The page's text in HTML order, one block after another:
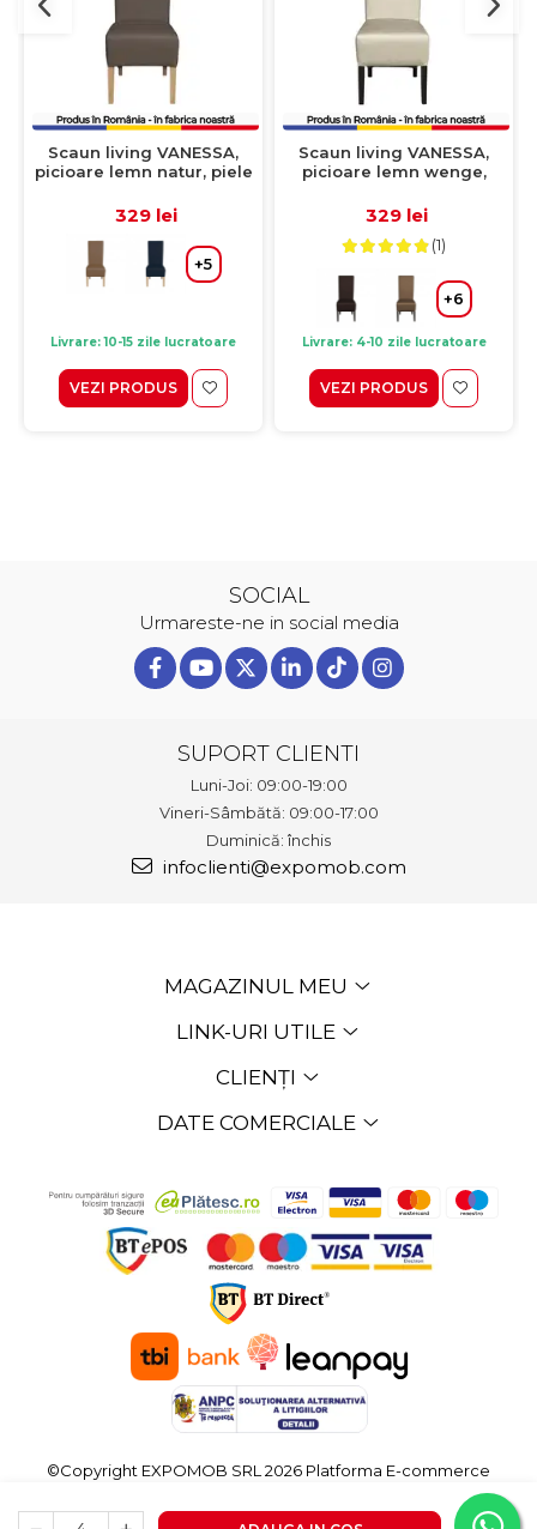
Scaun living VANESSA,
picioare lemn natur, piele
47x60x110 cm
329 lei
+5
Livrare: 10-15 zile lucratoare
VEZI PRODUS
Scaun living VANESSA,
picioare lemn wenge,
47x60x110 cm
329 lei
(1)
+6
Livrare: 4-10 zile lucratoare
VEZI PRODUS
SOCIAL
Urmareste-ne in social media
SUPORT CLIENTI
Luni-Joi: 09:00-19:00
Vineri-Sâmbătă: 09:00-17:00
Duminică: închis
infoclienti@expomob.com
MAGAZINUL MEU
LINK-URI UTILE
CLIENȚI
DATE COMERCIALE
©Copyright EXPOMOB SRL 2026 Platforma E-commerce